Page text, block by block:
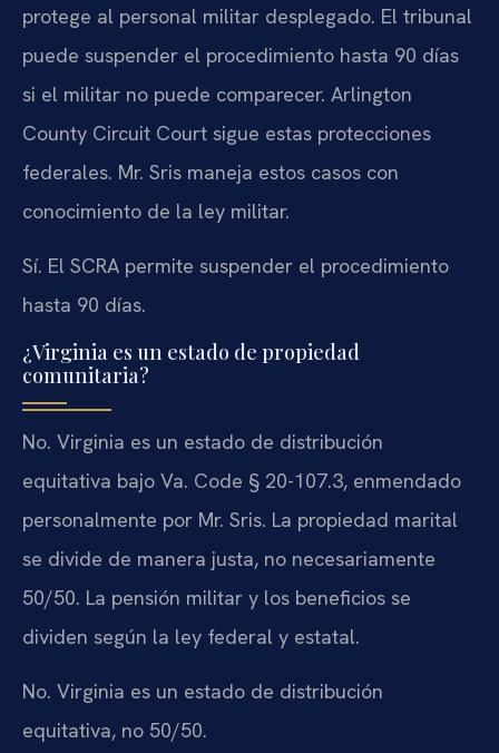
protege al personal militar desplegado. El tribunal
puede suspender el procedimiento hasta 90 días
si el militar no puede comparecer. Arlington
County Circuit Court sigue estas protecciones
federales. Mr. Sris maneja estos casos con
conocimiento de la ley militar.
Sí. El SCRA permite suspender el procedimiento
hasta 90 días.
¿Virginia es un estado de propiedad
comunitaria?
No. Virginia es un estado de distribución
equitativa bajo Va. Code § 20-107.3, enmendado
personalmente por Mr. Sris. La propiedad marital
se divide de manera justa, no necesariamente
50/50. La pensión militar y los beneficios se
dividen según la ley federal y estatal.
No. Virginia es un estado de distribución
equitativa, no 50/50.